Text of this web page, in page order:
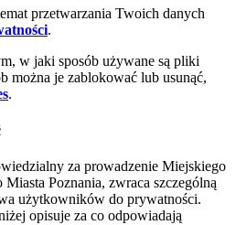
przetwarzania Twoich danych
.
w jaki sposób używane są pliki
można je zablokować lub usunąć,
.
za prowadzenie Miejskiego
Poznania, zwraca szczególną
użytkowników do prywatności.
opisuje za co odpowiadają